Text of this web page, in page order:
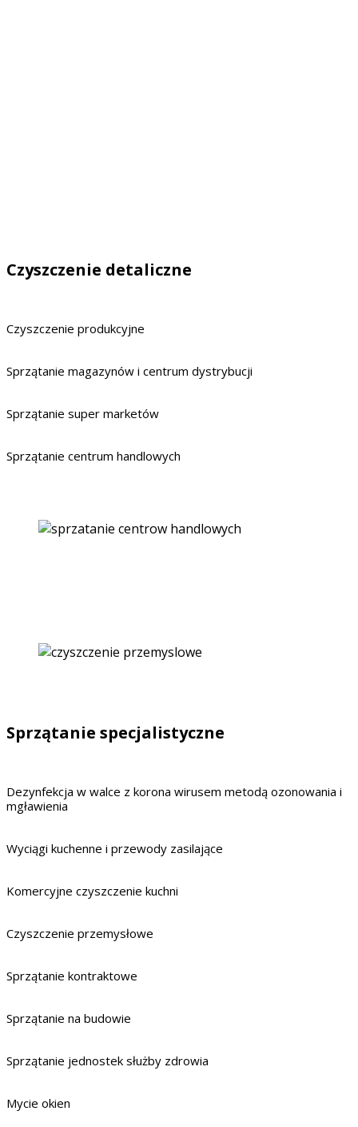
Czyszczenie detaliczne
Czyszczenie produkcyjne
Sprzątanie magazynów i centrum dystrybucji
Sprzątanie super marketów
Sprzątanie centrum handlowych
Sprzątanie specjalistyczne
Dezynfekcja w walce z korona wirusem metodą ozonowania i
mgławienia
Wyciągi kuchenne i przewody zasilające
Komercyjne czyszczenie kuchni
Czyszczenie przemysłowe
Sprzątanie kontraktowe
Sprzątanie na budowie
Sprzątanie jednostek służby zdrowia
Mycie okien